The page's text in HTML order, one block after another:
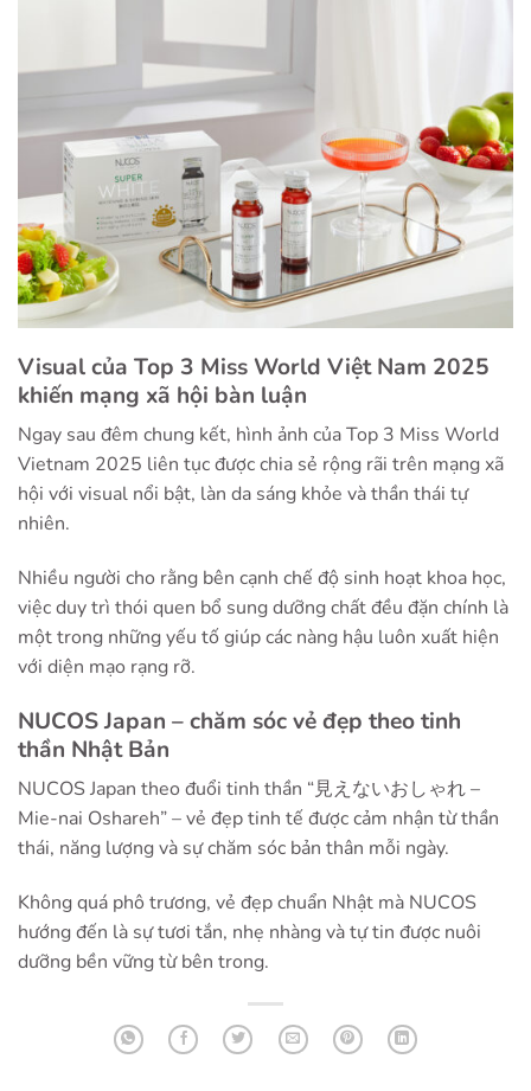
Visual của Top 3 Miss World Việt Nam 2025
khiến mạng xã hội bàn luận
Ngay sau đêm chung kết, hình ảnh của Top 3 Miss World
Vietnam 2025 liên tục được chia sẻ rộng rãi trên mạng xã
hội với visual nổi bật, làn da sáng khỏe và thần thái tự
nhiên.
Nhiều người cho rằng bên cạnh chế độ sinh hoạt khoa học,
việc duy trì thói quen bổ sung dưỡng chất đều đặn chính là
một trong những yếu tố giúp các nàng hậu luôn xuất hiện
với diện mạo rạng rỡ.
NUCOS Japan – chăm sóc vẻ đẹp theo tinh
thần Nhật Bản
NUCOS Japan theo đuổi tinh thần “見えないおしゃれ –
Mie-nai Oshareh” – vẻ đẹp tinh tế được cảm nhận từ thần
thái, năng lượng và sự chăm sóc bản thân mỗi ngày.
Không quá phô trương, vẻ đẹp chuẩn Nhật mà NUCOS
hướng đến là sự tươi tắn, nhẹ nhàng và tự tin được nuôi
dưỡng bền vững từ bên trong.